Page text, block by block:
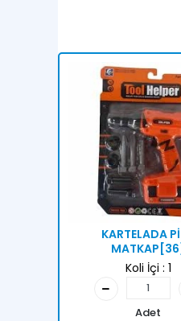
KARTELADA
MATKAP[36]
Koli İçi : 1
Adet